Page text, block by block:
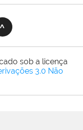
sob a licença
3.0 Não